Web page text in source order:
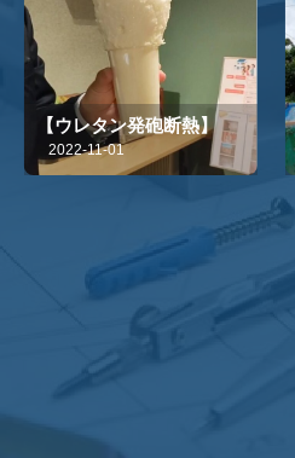
【ウレタン発砲断熱】
2022-11-01